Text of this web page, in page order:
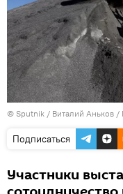
© Sputnik / Виталий Аньков /
Подписаться
Участники